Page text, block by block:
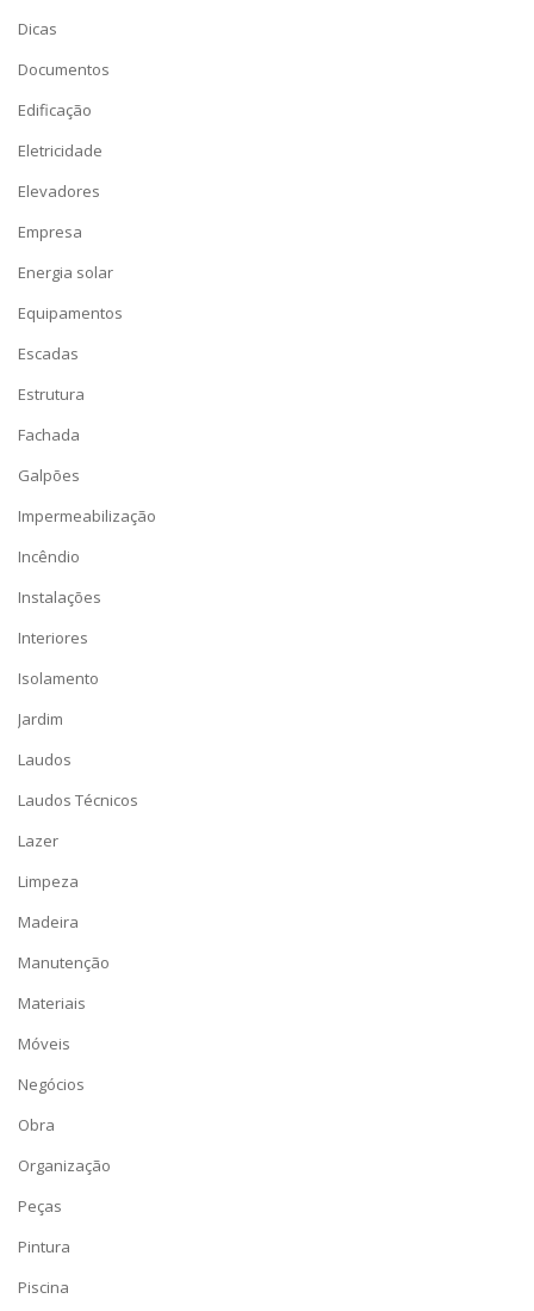
Dicas
Documentos
Edificação
Eletricidade
Elevadores
Empresa
Energia solar
Equipamentos
Escadas
Estrutura
Fachada
Galpões
Impermeabilização
Incêndio
Instalações
Interiores
Isolamento
Jardim
Laudos
Laudos Técnicos
Lazer
Limpeza
Madeira
Manutenção
Materiais
Móveis
Negócios
Obra
Organização
Peças
Pintura
Piscina